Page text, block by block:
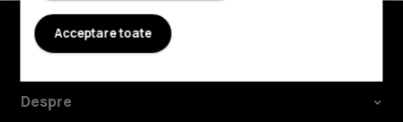
Despre
Acceptare toate